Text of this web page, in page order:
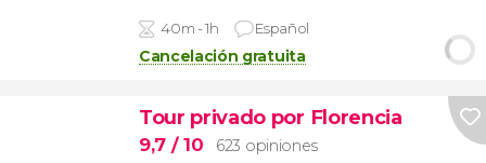
40m - 1h Español
Cancelación gratuita
Tour privado por Florencia
9,7 / 10 623 opiniones